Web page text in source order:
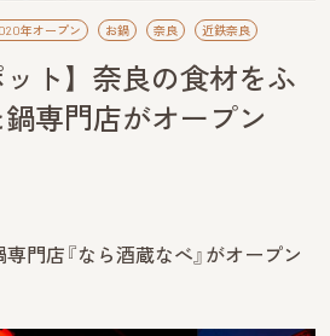
年オープン お鍋 奈良 近鉄奈良
ット】奈良の食材をふ
専門店がオープン
門店『なら酒蔵なべ』がオープン